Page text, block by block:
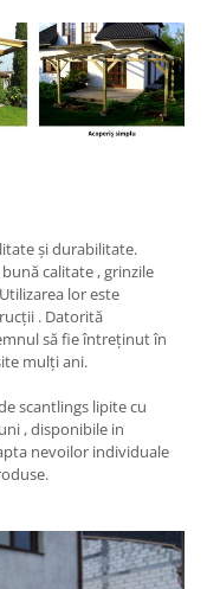
și durabilitate.
calitate , grinzile
lor este
. Datorită
să fie întreținut în
mulți ani.
scantlings lipite cu
, disponibile in
nevoilor individuale